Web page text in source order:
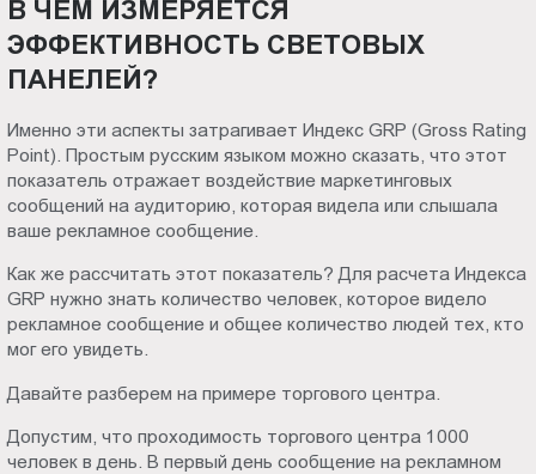
В ЧЁМ ИЗМЕРЯЕТСЯ
ЭФФЕКТИВНОСТЬ СВЕТОВЫХ
ПАНЕЛЕЙ?
Именно эти аспекты затрагивает Индекс GRP (Gross Rating
Point). Простым русским языком можно сказать, что этот
показатель отражает воздействие маркетинговых
сообщений на аудиторию, которая видела или слышала
ваше рекламное сообщение.
Как же рассчитать этот показатель? Для расчета Индекса
GRP нужно знать количество человек, которое видело
рекламное сообщение и общее количество людей тех, кто
мог его увидеть.
Давайте разберем на примере торгового центра.
Допустим, что проходимость торгового центра 1000
человек в день. В первый день сообщение на рекламном
Пт.:
9.00-
18.00
Вс.:
выходной